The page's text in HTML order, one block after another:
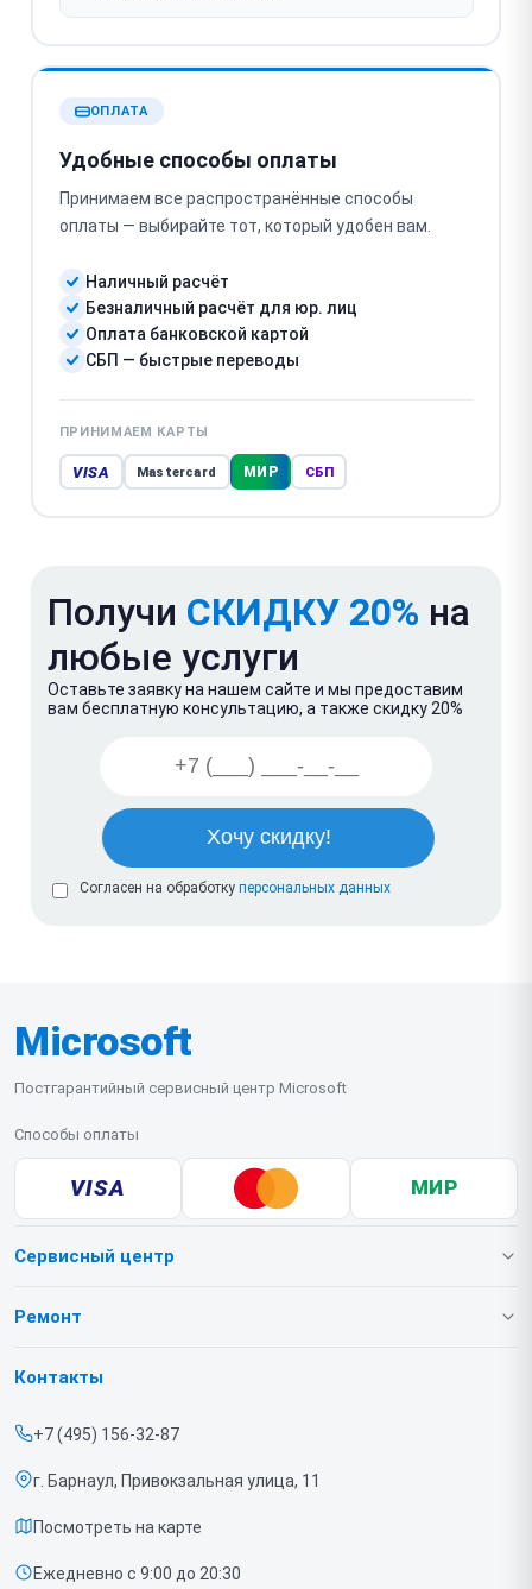
ОПЛАТА
Удобные способы оплаты
Принимаем все распространённые способы
оплаты — выбирайте тот, который удобен вам.
Наличный расчёт
Безналичный расчёт для юр. лиц
Оплата банковской картой
СБП — быстрые переводы
ПРИНИМАЕМ КАРТЫ
VISA Mastercard МИР СБП
Получи СКИДКУ 20% на
любые услуги
Оставьте заявку на нашем сайте и мы предоставим
вам бесплатную консультацию, а также скидку 20%
Согласен на обработку персональных данных
Microsoft
Постгарантийный сервисный центр Microsoft
Способы оплаты
VISA МИР
Сервисный центр
О нашем сервисе
Срочный ремонт
Доставка и способы оплаты
Диагностика
Ремонт
Игровых приставок
Контакты
+7 (495) 156-32-87
г. Барнаул, Привокзальная улица, 11
Посмотреть на карте
Ежедневно с 9:00 до 20:30